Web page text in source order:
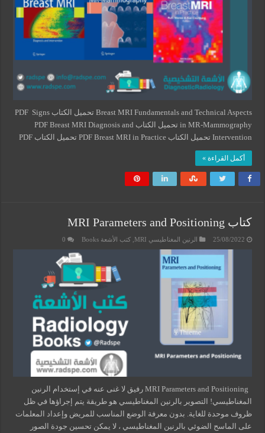
Breast MRI Fundamentals and Technical Aspects تحميل الكتاب PDF Signs
in MR-Mammography تحميل الكتاب PDF Breast MRI Diagnosis and
Intervention تحميل الكتاب PDF Breast MRI in Practice تحميل الكتاب PDF
أكمل القراءة »
كتاب MRI Parameters and Positioning
25/08/2022 الرنين المغناطيسي MRI كتب الأشعة Books 0
MRI Parameters and Positioning رفيق لا غنى عنه في إستخدام الرنين
المغناطيسي! التصوير بالرنين المغناطيسي هو طريقة يتم إجراؤها في ظل
ظروف موحدة للغاية. بدون معرفة الوضع المناسب للمريض وإعداد المعلمات
على الماسح الضوئي بالرنين المغناطيسي ، لا يمكن تحسين جودة الصور